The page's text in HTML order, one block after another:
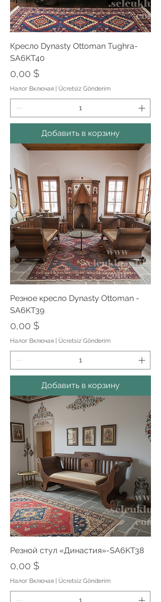
Кресло Dynasty Ottoman Tughra-
SA6KT40
Цена
0,00 $
Налог Включая | Ücretsiz Gönderim
Добавить в корзину
Резное кресло Dynasty Ottoman -
SA6KT39
Цена
0,00 $
Налог Включая | Ücretsiz Gönderim
Добавить в корзину
Резной стул «Династия»-SA6KT38
Цена
0,00 $
Налог Включая | Ücretsiz Gönderim